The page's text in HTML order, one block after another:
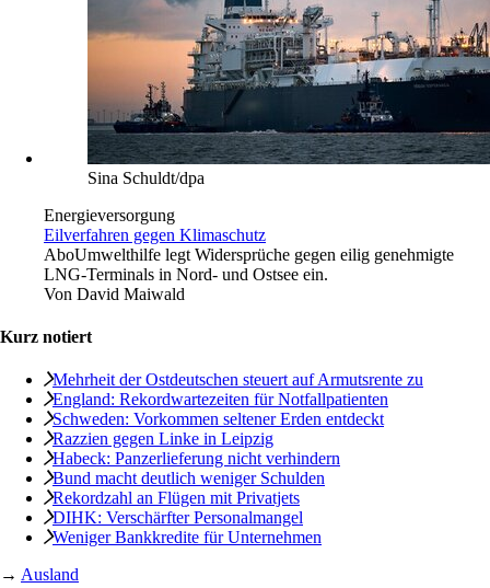
Sina Schuldt/dpa
Energieversorgung
Eilverfahren gegen Klimaschutz
AboUmwelthilfe legt Widersprüche gegen eilig genehmigte
LNG-Terminals in Nord- und Ostsee ein.
Von David Maiwald
Kurz notiert
Mehrheit der Ostdeutschen steuert auf Armutsrente zu
England: Rekordwartezeiten für Notfallpatienten
Schweden: Vorkommen seltener Erden entdeckt
Razzien gegen Linke in Leipzig
Habeck: Panzerlieferung nicht verhindern
Bund macht deutlich weniger Schulden
Rekordzahl an Flügen mit Privatjets
DIHK: Verschärfter Personalmangel
Weniger Bankkredite für Unternehmen
→ Ausland